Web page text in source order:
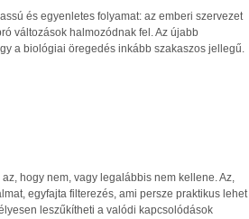
és egyenletes folyamat: az emberi szervezet
változások halmozódnak fel. Az újabb
a biológiai öregedés inkább szakaszos jellegű.
hogy nem, vagy legalábbis nem kellene. Az,
egyfajta filterezés, ami persze praktikus lehet
leszűkítheti a valódi kapcsolódások